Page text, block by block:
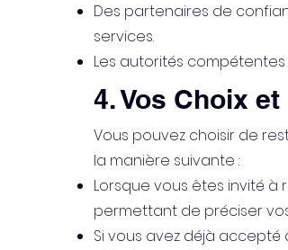
Des partenaires de
services.
Les autorités
4. Vos Choix et
Vous pouvez choisir de
la manière suivante :
Lorsque vous êtes invité
permettant de préciser
Si vous avez déjà